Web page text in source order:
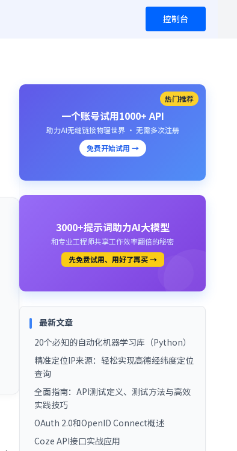
控制台
热门推荐
一个账号试用1000+ API
助力AI无缝链接物理世界 · 无需多次注册
免费开始试用 →
3000+提示词助力AI大模型
和专业工程师共享工作效率翻倍的秘密
先免费试用、用好了再买 →
最新文章
20个必知的自动化机器学习库（Python）
精准定位IP来源：轻松实现高德经纬度定位
查询
全面指南：API测试定义、测试方法与高效
实践技巧
OAuth 2.0和OpenID Connect概述
Coze API接口实战应用